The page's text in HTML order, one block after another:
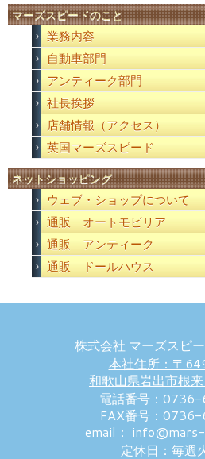
マーズスピードのこと
業務内容
自動車部門
アンティーク部門
社長挨拶
店舗情報（アクセス）
英国マーズスピード
ネットショッピング
ウェブ・ショップについて
通販 オートモビリア
通販 アンティーク
通販 ドールハウス
株式会社 マーズスピ
本社住所：〒
和歌山県岩出市根
電話番号：
FAX番号：
email：
定休日：毎週